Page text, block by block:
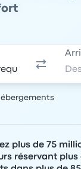
plus de 75
réservant plus